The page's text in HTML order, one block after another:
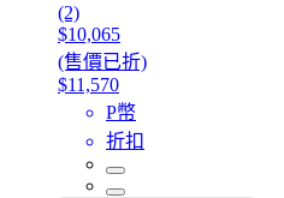
(2)
$10,065
(售價已折)
$11,570
P幣
折扣